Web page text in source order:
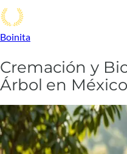
Boinita
Cremación y
Árbol en México